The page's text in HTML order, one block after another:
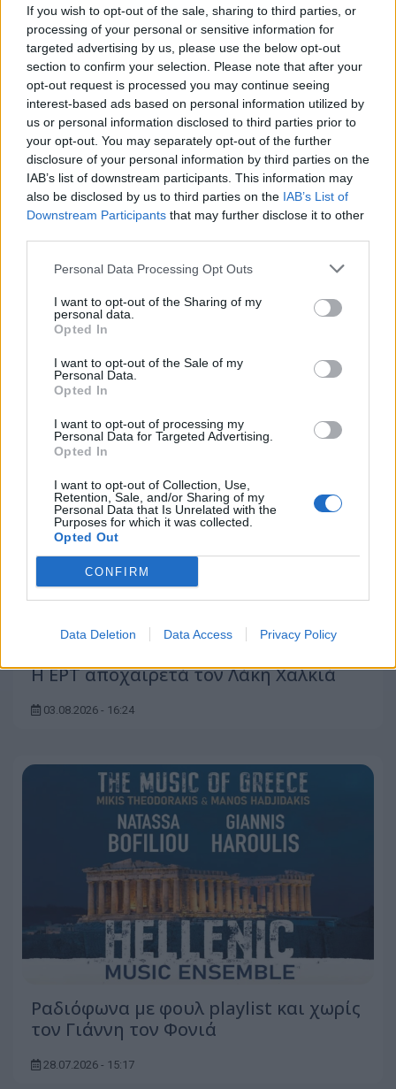
If you wish to opt-out of the sale, sharing to third parties, or
processing of your personal or sensitive information for
targeted advertising by us, please use the below opt-out
section to confirm your selection. Please note that after your
opt-out request is processed you may continue seeing
interest-based ads based on personal information utilized by
us or personal information disclosed to third parties prior to
your opt-out. You may separately opt-out of the further
disclosure of your personal information by third parties on the
IAB’s list of downstream participants. This information may
also be disclosed by us to third parties on the IAB’s List of
Downstream Participants that may further disclose it to other
Personal Data Processing Opt Outs
I want to opt-out of the Sharing of my
personal data.
Opted In
I want to opt-out of the Sale of my
Personal Data.
Opted In
I want to opt-out of processing my
Personal Data for Targeted Advertising.
Opted In
I want to opt-out of Collection, Use,
Retention, Sale, and/or Sharing of my
Personal Data that Is Unrelated with the
Purposes for which it was collected.
Opted Out
CONFIRM
Data Deletion Data Access Privacy Policy
31.07.2026 - 13:31
Σπάνιο υλικό από συναυλία του
Ξαρχάκου το 1978 στον Λυκαβηττό
03.08.2026 - 17:26
Η ΕΡΤ αποχαιρετά τον Λάκη Χαλκιά
03.08.2026 - 16:24
Ραδιόφωνα με φουλ playlist και χωρίς
τον Γιάννη τον Φονιά
28.07.2026 - 15:17